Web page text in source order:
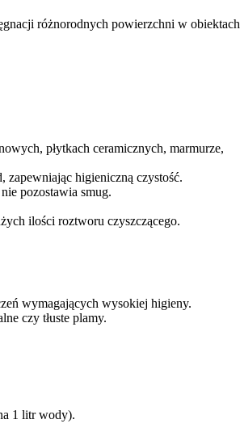
różnorodnych powierzchni w obiektach
płytkach ceramicznych, marmurze,
zapewniając higieniczną czystość.
pozostawia smug.
ilości roztworu czyszczącego.
wymagających wysokiej higieny.
czy tłuste plamy.
1 litr wody).